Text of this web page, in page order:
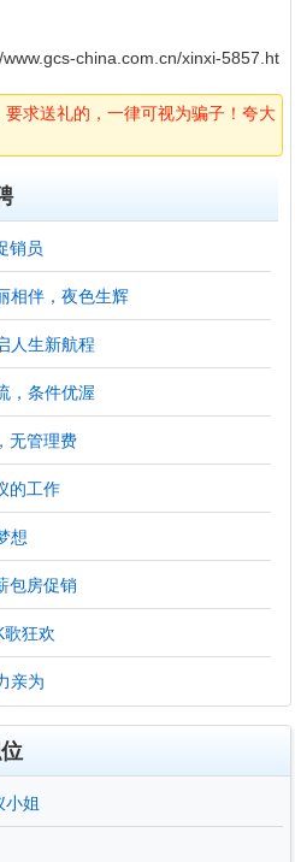
www.gcs-china.com.cn/xinxi-5857.ht
求送礼的，一律可视为骗子！夸大
销员
相伴，夜色生辉
人生新航程
，条件优渥
无管理费
的工作
想
包房促销
歌狂欢
亲为
小姐